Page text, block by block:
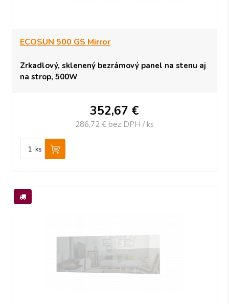
ECOSUN 500 GS Mirror
Zrkadlový, sklenený bezrámový panel na stenu aj
na strop, 500W
352,67 €
286,72 € bez DPH / ks
ks